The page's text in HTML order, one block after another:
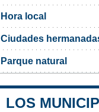
Hora local
Ciudades
Parque natural
LOS